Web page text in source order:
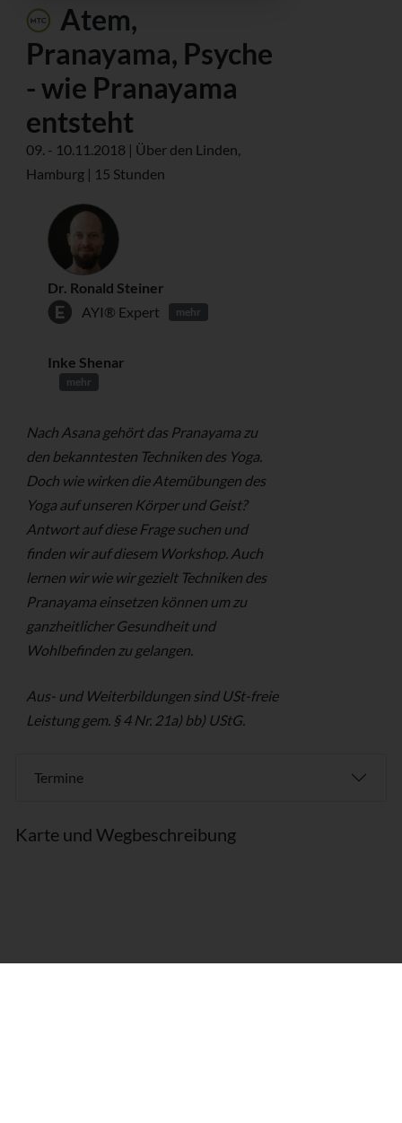
Atem,
Pranayama, Psyche
- wie Pranayama
entsteht
09. - 10.11.2018 | Über den Linden,
Hamburg | 15 Stunden
Dr. Ronald Steiner
AYI® Expert
mehr
Inke Shenar
mehr
Nach Asana gehört das Pranayama zu
den bekanntesten Techniken des Yoga.
Doch wie wirken die Atemübungen des
Yoga auf unseren Körper und Geist?
Antwort auf diese Frage suchen und
finden wir auf diesem Workshop. Auch
lernen wir wie wir gezielt Techniken des
Pranayama einsetzen können um zu
ganzheitlicher Gesundheit und
Wohlbefinden zu gelangen.
Aus- und Weiterbildungen sind USt-freie
Leistung gem. § 4 Nr. 21a) bb) UStG.
Termine
Karte und Wegbeschreibung